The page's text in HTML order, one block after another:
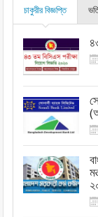
চাকুরীর বিজ্ঞপ্তি